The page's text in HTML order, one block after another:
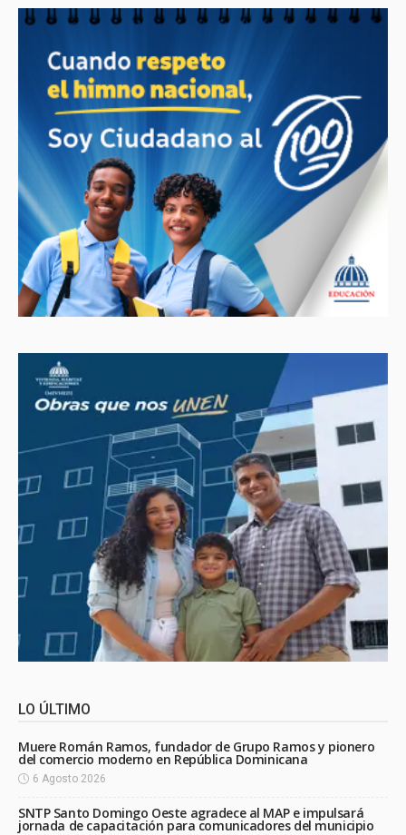
LO ÚLTIMO
Muere Román Ramos, fundador de Grupo Ramos y pionero
del comercio moderno en República Dominicana
6 Agosto 2026
SNTP Santo Domingo Oeste agradece al MAP e impulsará
jornada de capacitación para comunicadores del municipio